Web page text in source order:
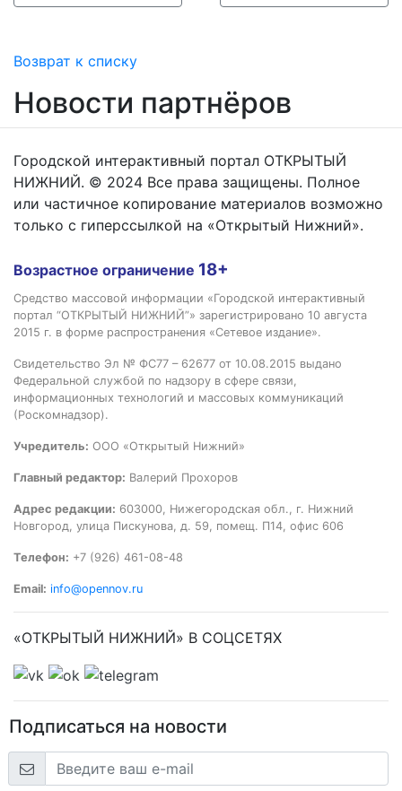
Возврат к списку
Новости партнёров
Городской интерактивный портал ОТКРЫТЫЙ
НИЖНИЙ. © 2024 Все права защищены. Полное
или частичное копирование материалов возможно
только с гиперссылкой на «Открытый Нижний».
Возрастное ограничение 18+
Средство массовой информации «Городской интерактивный
портал “ОТКРЫТЫЙ НИЖНИЙ”» зарегистрировано 10 августа
2015 г. в форме распространения «Сетевое издание».
Свидетельство Эл № ФС77 – 62677 от 10.08.2015 выдано
Федеральной службой по надзору в сфере связи,
информационных технологий и массовых коммуникаций
(Роскомнадзор).
Учредитель: ООО «Открытый Нижний»
Главный редактор: Валерий Прохоров
Адрес редакции: 603000, Нижегородская обл., г. Нижний
Новгород, улица Пискунова, д. 59, помещ. П14, офис 606
Телефон: +7 (926) 461-08-48
Email: info@opennov.ru
«ОТКРЫТЫЙ НИЖНИЙ» В СОЦСЕТЯХ
Подписаться на новости